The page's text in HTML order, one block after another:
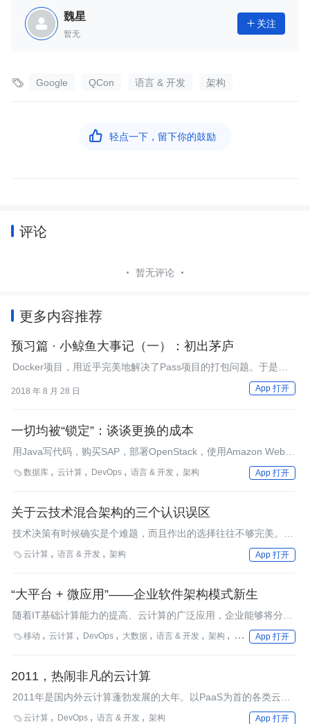
魏星
暂无
 关注
 Google QCon 语言 & 开发 架构
 轻点一下，留下你的鼓励
评论
暂无评论
更多内容推荐
预习篇 · 小鲸鱼大事记（一）：初出茅庐
Docker项目，用近乎完美地解决了Pass项目的打包问题。于是，
它开源不久便从脱颖而出，迅速占领了所有云计算领域头条。
2018 年 8 月 28 日 App 打开
一切均被“锁定”：谈谈更换的成本
用Java写代码，购买SAP，部署OpenStack，使用Amazon Web
Services：每种行为都会产生一种类型的技术“锁定”。然而无论如
何努力，技术锁定都是不可避免的。此时更重要的是充分理解技术
数据库 云计算 DevOps 语言 & 开发 架构 App 打开
关于云技术混合架构的三个认识误区
技术决策有时候确实是个难题，而且作出的选择往往不够完美。但
创建一套混合架构却用不着这样瞻前顾后。
云计算 语言 & 开发 架构 App 打开
“大平台 + 微应用”——企业软件架构模式新生
随着IT基础计算能力的提高、云计算的广泛应用，企业能够将分散
的业务软件集成到统一的大平台上；而移动互联网的深度渗透，更
迎合了用户对企业软件功能简单化、使用移动化、协作点状化的需
平台”提供统一标准、差异屏蔽、组件复用，将以往复杂的前端流
活、更个性化、更快速响应、更具可扩展性的服务。
移动 云计算 DevOps 大数据 语言 & 开发 架构 微服务 AI
App 打开
2011，热闹非凡的云计算
2011年是国内外云计算蓬勃发展的大年。以PaaS为首的各类云服
务取得长足发展；云互操作性和云标准得到重视；云安全和云可用
云计算 DevOps 语言 & 开发 架构 App 打开